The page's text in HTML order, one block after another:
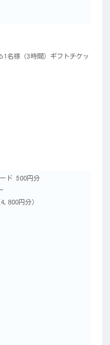
1名様（3時間）ギフトチケッ
ド 500円分
円分）